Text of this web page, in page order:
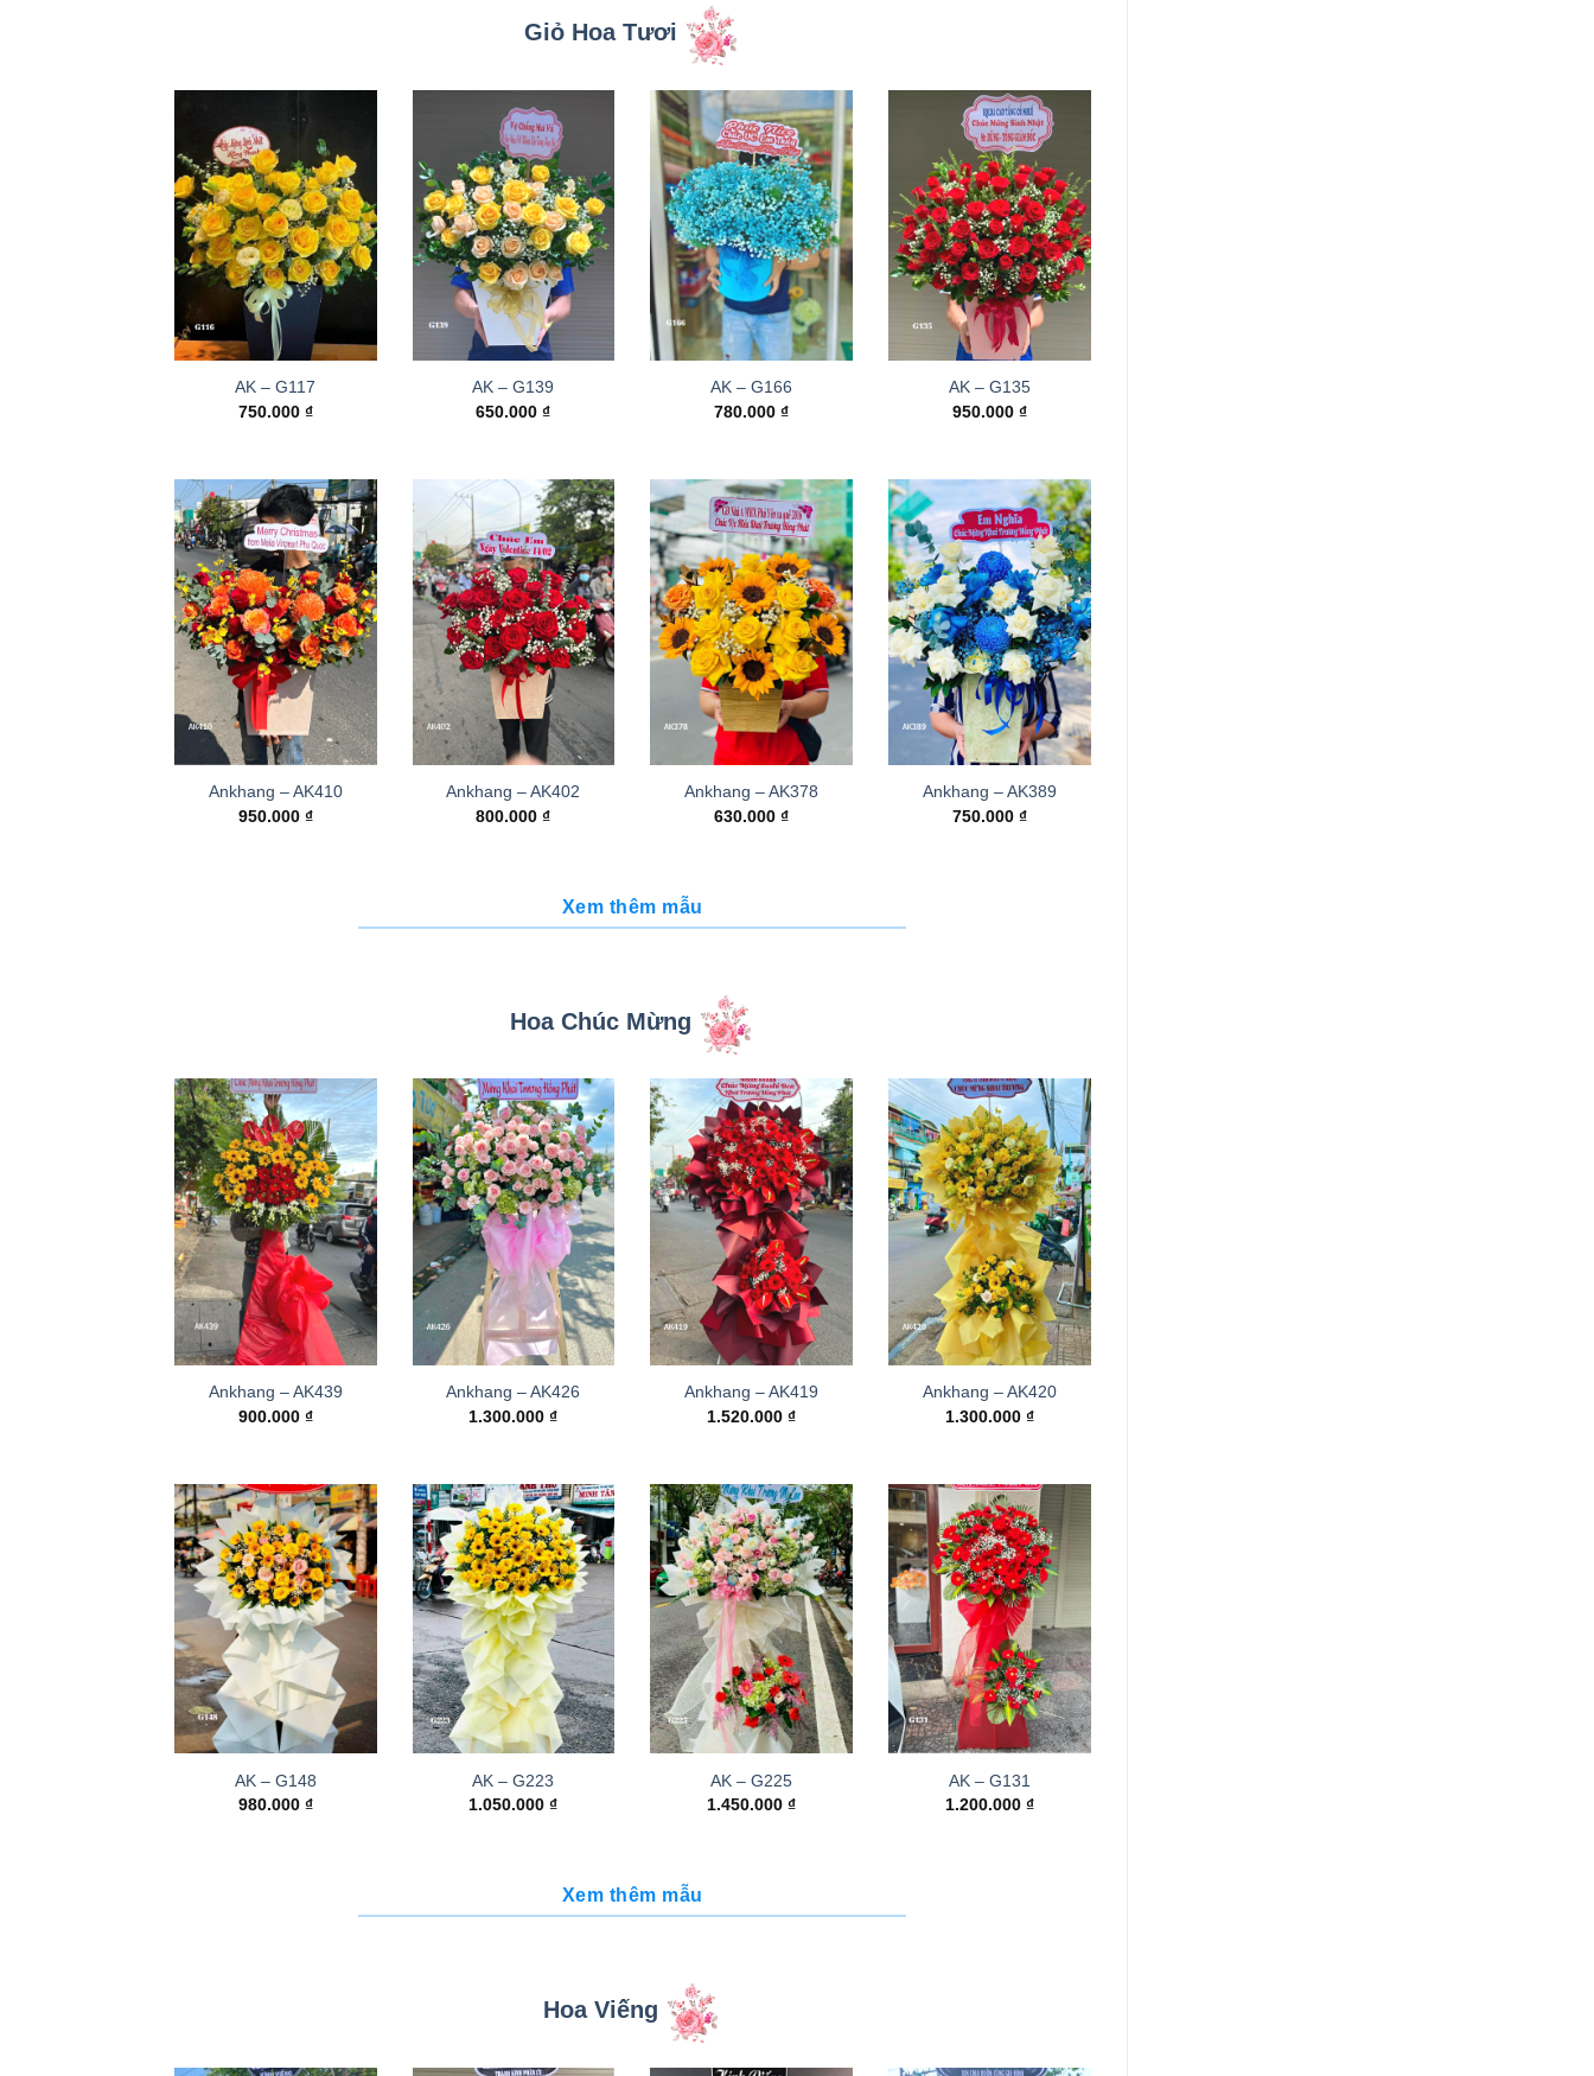
Giỏ Hoa Tươi
AK – G117
750.000 ₫
AK – G139
650.000₫
AK – G166
780.000₫
AK – G135
950.000 ₫
Ankhang – AK410
950.000 ₫
Ankhang – AK402
800.000₫
Ankhang – AK378
630.000₫
Ankhang – AK389
750.000 ₫
Xem thêm mẫu
Hoa Chúc Mừng
Ankhang – AK439
900.000 ₫
Ankhang – AK426
1.300.000₫
Ankhang – AK419
1.520.000₫
Ankhang – AK420
1.300.000 ₫
AK – G148
980.000 ₫
AK – G223
1.050.000₫
AK – G225
1.450.000₫
AK – G131
1.200.000 ₫
Xem thêm mẫu
Hoa Viếng